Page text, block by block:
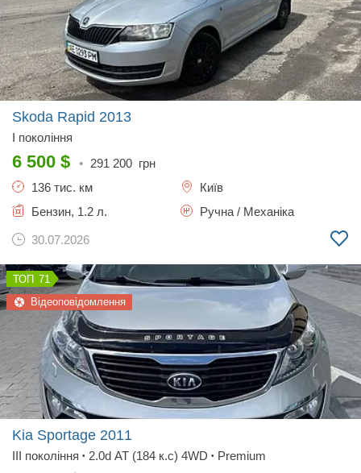
Skoda Rapid 2013
I покоління
6 500 $ • 291 200 грн
136 тис. км
Київ
Бензин, 1.2 л.
Ручна / Механіка
30.07.2026
71
Відеоповідомлення
Kia Sportage 2011
III покоління • 2.0d AT (184 к.с) 4WD • Premium